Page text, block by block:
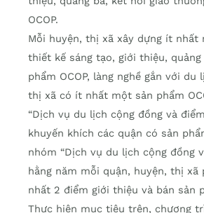
OCOP.
Mỗi huyện, thị xã xây dựng ít
thiết kế sáng tạo, giới thiệu, quảng
phẩm OCOP, làng nghề gắn với du
thị xã có ít nhất một sản phẩm
“Dịch vụ du lịch cộng đồng và
khuyến khích các quận có sản
nhóm “Dịch vụ du lịch cộng đồng
hằng năm mỗi quận, huyện, thị
nhất 2 điểm giới thiệu và bán sản
Thực hiện mục tiêu trên, chương